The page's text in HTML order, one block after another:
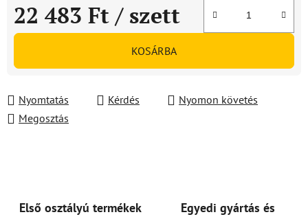
22 483 Ft / szett
Egységár:
KOSÁRBA
Nyomtatás Kérdés
Nyomon követés
Megosztás
Első osztályú termékek
Egyedi gyártás és